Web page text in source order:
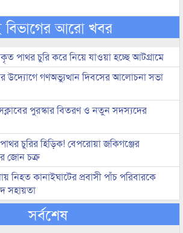
আরো খবর
পাথর চুরি করে নিয়ে যাওয়া হচ্ছে আটগ্রামে
উদ্যোগে গণঅভ্যুত্থান দিবসের আলোচনা সভা
পুরস্কার বিতরণ ও নতুন সদস্যদের
চুরির হিড়িক! বেপরোয়া জকিগঞ্জের
জোন চক্র
নিহত কানাইঘাটের প্রবাসী পাঁচ পরিবারকে
সহায়তা
সর্বশেষ